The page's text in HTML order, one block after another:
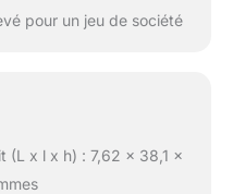
pour un jeu de société
(L x l x h) : 7,62 x 38,1 x